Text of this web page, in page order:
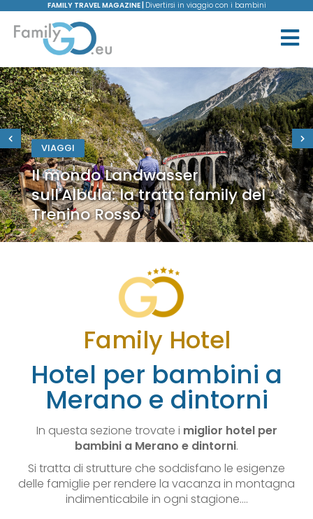
FAMILY TRAVEL MAGAZINE | Divertirsi in viaggio con i bambini
VIAGGI
Il mondo Landwasser
sull'Albula: la tratta family del
Trenino Rosso
Family Hotel
Hotel per bambini a
Merano e dintorni
In questa sezione trovate i miglior hotel per
bambini a Merano e dintorni.
Si tratta di strutture che soddisfano le esigenze
delle famiglie per rendere la vacanza in montagna
indimenticabile in ogni stagione.…